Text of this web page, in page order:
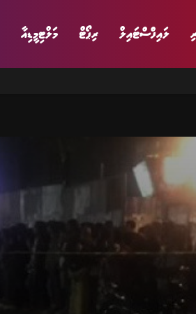
ލައިފްސްޓައިލް ރިޕޯޓް މަލްޓިމީޑިއާ